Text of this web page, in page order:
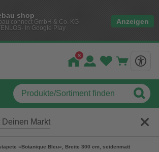
shop
connect GmbH & Co. KG
In Google Play
Anzeigen
Markt
»Botanique Bleu«, Breite 300 cm, seidenmatt